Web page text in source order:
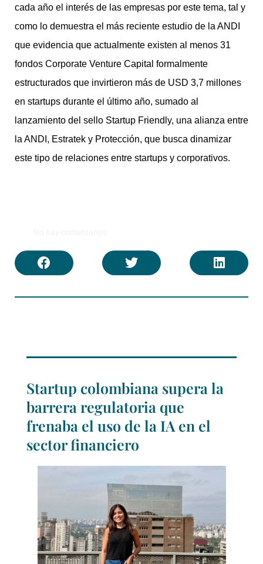
cada año el interés de las empresas por este tema, tal y
como lo demuestra el más reciente estudio de la ANDI
que evidencia que actualmente existen al menos 31
fondos Corporate Venture Capital formalmente
estructurados que invirtieron más de USD 3,7 millones
en startups durante el último año, sumado al
lanzamiento del sello Startup Friendly, una alianza entre
la ANDI, Estratek y Protección, que busca dinamizar
este tipo de relaciones entre startups y corporativos.
Startup colombiana supera la
barrera regulatoria que
frenaba el uso de la IA en el
sector financiero